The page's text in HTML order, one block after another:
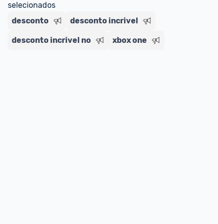
selecionados
desconto
desconto incrivel
desconto incrivel no xbox one